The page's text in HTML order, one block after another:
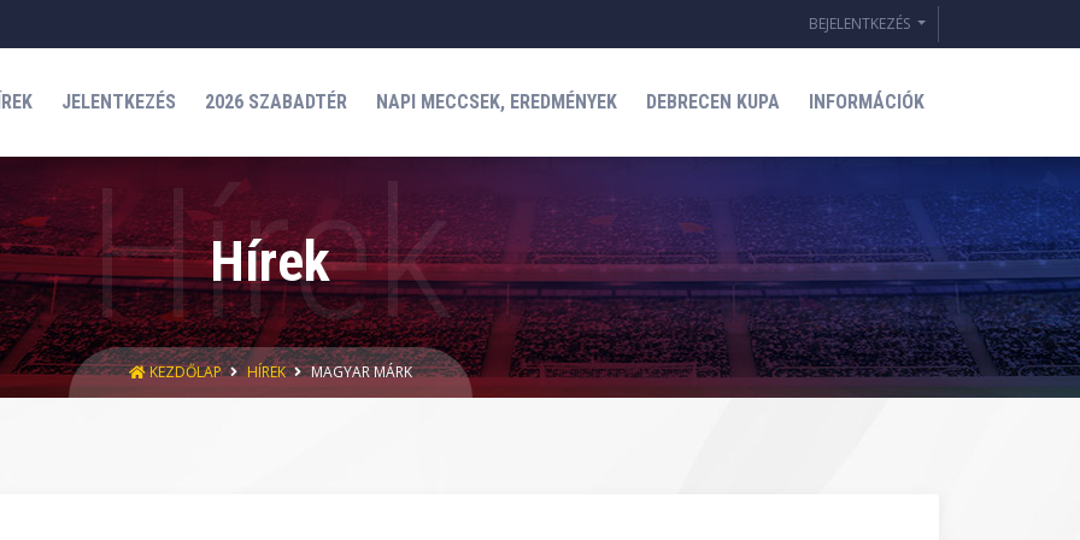
BEJELENTKEZÉS
JELENTKEZÉS 2026 SZABADTÉR NAPI MECCSEK, EREDMÉNYEK DEBRECEN KUPA INFORMÁCIÓK
Hírek
KEZDŐLAP HÍREK MAGYAR MÁRK